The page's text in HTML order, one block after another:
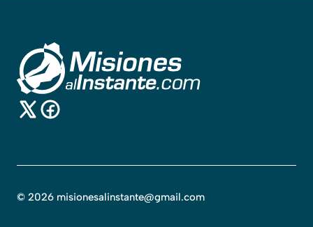
© 2026 misionesalinstante@gmail.com